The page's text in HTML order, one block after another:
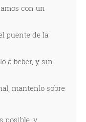
con un
puente de la
a beber, y sin
mantenlo sobre
posible, y